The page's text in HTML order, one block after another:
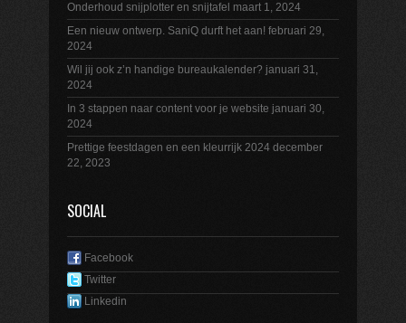
Onderhoud snijplotter en snijtafel maart 1, 2024
Een nieuw ontwerp. SaniQ durft het aan! februari 29,
2024
Wil jij ook z’n handige bureaukalender? januari 31,
2024
In 3 stappen naar content voor je website januari 30,
2024
Prettige feestdagen en een kleurrijk 2024 december
22, 2023
SOCIAL
Facebook
Twitter
Linkedin